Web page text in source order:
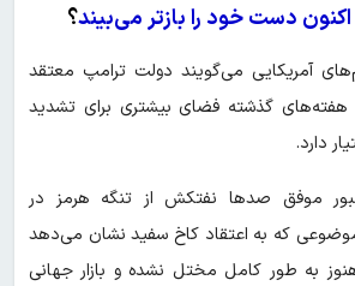
دست خود را بازتر می‌بیند؟
آمریکایی می‌گویند دولت ترامپ معتقد
گذشته فضای بیشتری برای تشدید
دارد.
عبور موفق صدها نفتکش از تنگه هرمز در
که به اعتقاد کاخ سفید نشان می‌دهد
به طور کامل مختل نشده و بازار جهانی